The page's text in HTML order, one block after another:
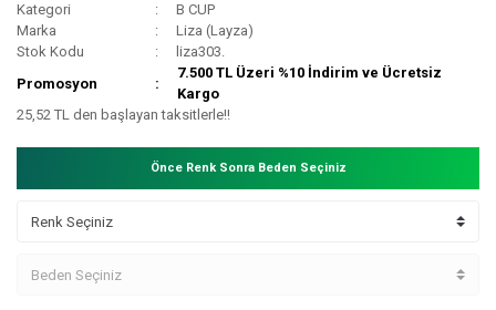
Kategori
B CUP
Marka
Liza (Layza)
Stok Kodu
liza303.
Promosyon
7.500 TL Üzeri %10 İndirim ve Ücretsiz
Kargo
25,52 TL den başlayan taksitlerle!!
Önce Renk Sonra Beden Seçiniz